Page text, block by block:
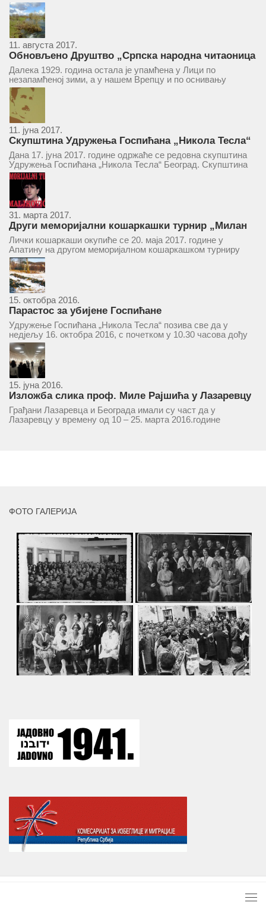
11. августа 2017.
Обновљено Друштво „Српска народна читаоница
и књижница“ у Врепцу
Далека 1929. година остала је упамћена у Лици по
незапамћеној зими, а у нашем Врепцу и по оснивању
Друштва „Српска народна читаоница и књижница у
Врепцу“. Потакнути потребом за културним и духовним
уздизањем група...
11. јуна 2017.
Скупштина Удружења Госпићана „Никола Тесла“
у суботу 17. јуна 2017.
Дана 17. јуна 2017. године одржаће се редовна скупштина
Удружења Госпићана „Никола Тесла“ Београд. Скупштина
ће се одржати у простору ресторана „Тесла“, Савски трг бр.
9 Београд, у 11 часова. За Скупштину је предложен...
31. марта 2017.
Други меморијални кошаркашки турнир „Милан
Маљковић Маљак“ у Апатину 20. маја 2017.
Лички кошаркаши окупиће се 20. маја 2017. године у
Апатину на другом меморијалном кошаркашком турниру
„Милан Маљковић Маљак“. Као и прошле године,
учествоваће екипе Госпића, Личког Осика, Плашког, као и
комбинована екипа кошаркаша из...
15. октобра 2016.
Парастос за убијене Госпићане
Удружење Госпићана „Никола Тесла“ позива све да у
недјељу 16. октобра 2016, с почетком у 10.30 часова дођу
у цркву Светог оца Николаја у Борчи (Улица Вука Караџића
1), гдје ће бити служен парастос за...
15. јуна 2016.
Изложба слика проф. Миле Рајшића у Лазаревцу
Грађани Лазаревца и Београда имали су част да у
Лазаревцу у времену од 10 – 25. марта 2016.године
ФОТО ГАЛЕРИЈА